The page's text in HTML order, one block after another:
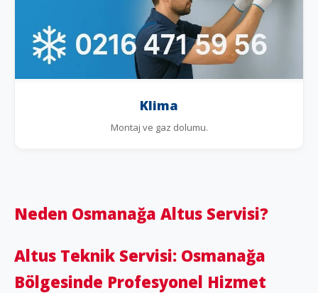
Klima
Montaj ve gaz dolumu.
Neden Osmanağa Altus Servisi?
Altus Teknik Servisi: Osmanağa
Bölgesinde Profesyonel Hizmet